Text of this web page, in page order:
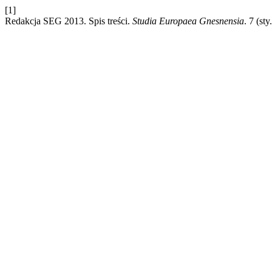
[1]
Redakcja SEG 2013. Spis treści. Studia Europaea Gnesnensia. 7